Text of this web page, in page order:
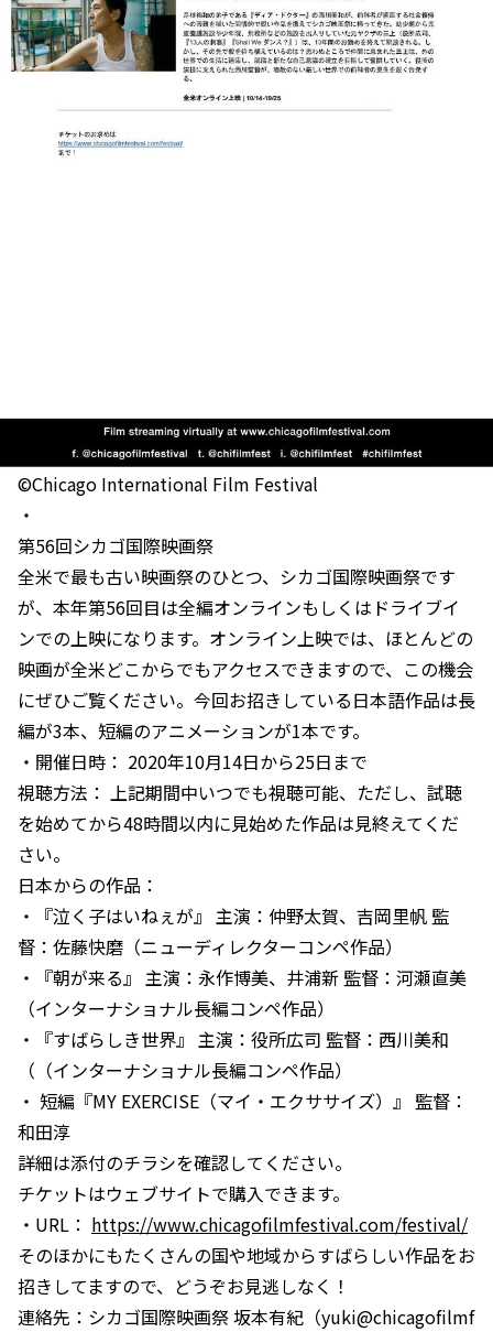
©Chicago International Film Festival
・
第56回シカゴ国際映画祭
全米で最も古い映画祭のひとつ、シカゴ国際映画祭です
が、本年第56回目は全編オンラインもしくはドライブイ
ンでの上映になります。オンライン上映では、ほとんどの
映画が全米どこからでもアクセスできますので、この機会
にぜひご覧ください。今回お招きしている日本語作品は長
編が3本、短編のアニメーションが1本です。
・開催日時： 2020年10月14日から25日まで
視聴方法： 上記期間中いつでも視聴可能、ただし、試聴
を始めてから48時間以内に見始めた作品は見終えてくだ
さい。
日本からの作品：
・『泣く子はいねぇが』 主演：仲野太賀、吉岡里帆 監
督：佐藤快磨（ニューディレクターコンペ作品）
・『朝が来る』 主演：永作博美、井浦新 監督：河瀬直美
（インターナショナル長編コンペ作品）
・『すばらしき世界』 主演：役所広司 監督：西川美和
（（インターナショナル長編コンペ作品）
・ 短編『MY EXERCISE（マイ・エクササイズ）』 監督：
和田淳
詳細は添付のチラシを確認してください。
チケットはウェブサイトで購入できます。
・URL： https://www.chicagofilmfestival.com/festival/
そのほかにもたくさんの国や地域からすばらしい作品をお
招きしてますので、どうぞお見逃しなく！
連絡先：シカゴ国際映画祭 坂本有紀（yuki@chicagofilmf